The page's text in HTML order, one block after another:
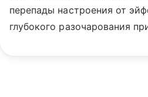
перепады настроения от
глубокого разочарования